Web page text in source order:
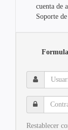
cuenta de
Soporte
Usuario:
Contraseña:
Restablecer